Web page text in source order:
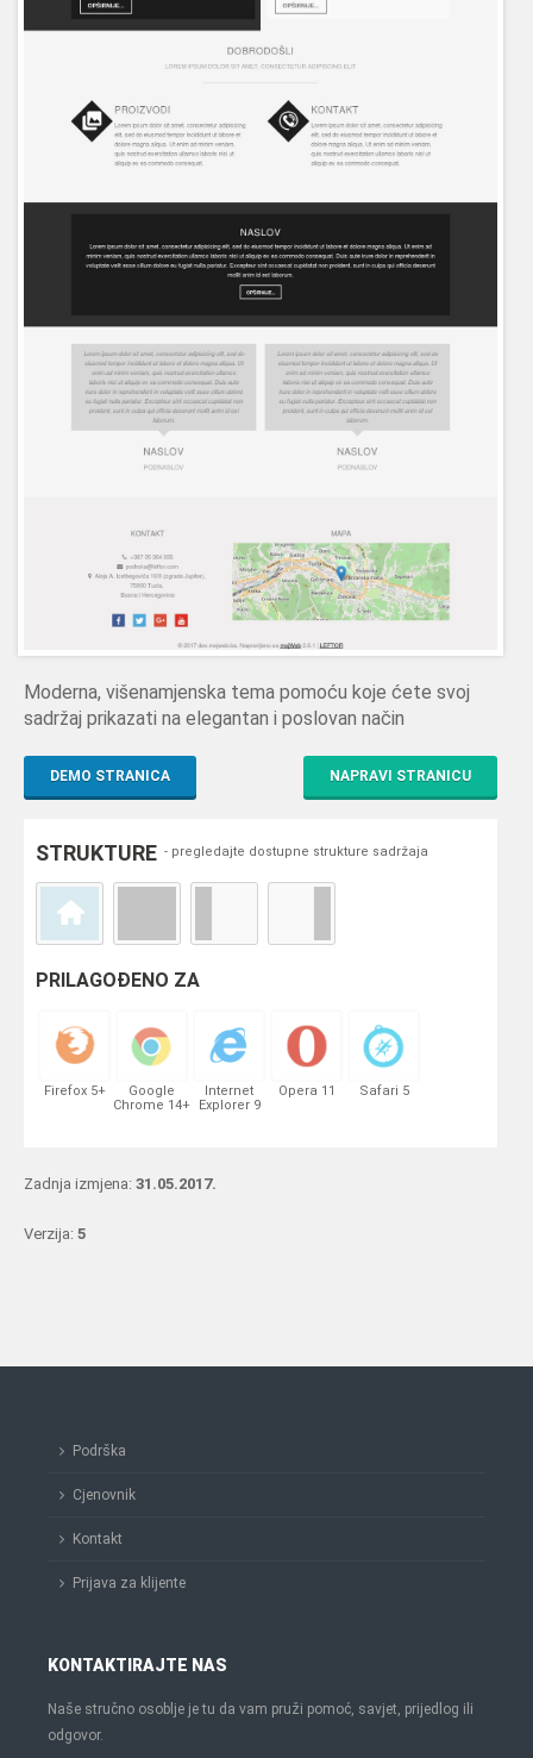
Moderna, višenamjenska tema pomoću koje ćete svoj
sadržaj prikazati na elegantan i poslovan način
DEMO STRANICA NAPRAVI STRANICU
STRUKTURE - pregledajte dostupne strukture sadržaja
PRILAGOĐENO ZA
Firefox 5+
Google
Chrome 14+
Internet
Explorer 9
Opera 11 Safari 5
Zadnja izmjena: 31.05.2017.
Verzija: 5
Podrška
Cjenovnik
Kontakt
Prijava za klijente
KONTAKTIRAJTE NAS
Naše stručno osoblje je tu da vam pruži pomoć, savjet, prijedlog ili
odgovor.